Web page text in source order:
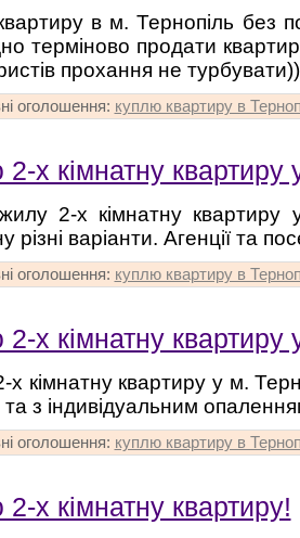
в м. Тернопіль без
терміново продати
прохання не
оголошення: куплю квартиру в
х кімнатну квартиру
2-х кімнатну квартиру
різні варіанти. Агенції та
оголошення: куплю квартиру в
х кімнатну квартиру
х кімнатну квартиру у м.
та з індивідуальним
оголошення: куплю квартиру в
х кімнатну квартиру!